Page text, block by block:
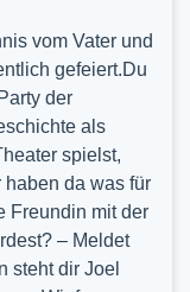
vom Vater und
gefeiert.Du
der
als
spielst,
da was für
Freundin mit der
– Meldet
steht dir Joel